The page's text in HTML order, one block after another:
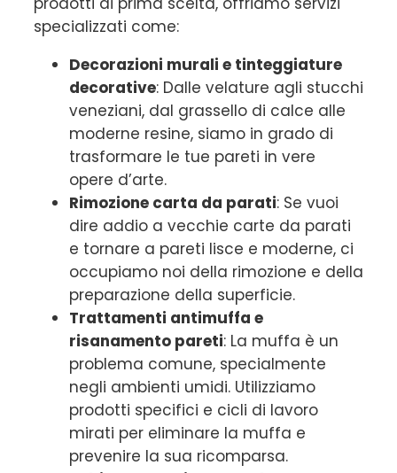
specializzati come:
Decorazioni murali e tinteggiature
decorative: Dalle velature agli stucchi
veneziani, dal grassello di calce alle
moderne resine, siamo in grado di
trasformare le tue pareti in vere
opere d’arte.
Rimozione carta da parati: Se vuoi
dire addio a vecchie carte da parati
e tornare a pareti lisce e moderne, ci
occupiamo noi della rimozione e della
preparazione della superficie.
Trattamenti antimuffa e
risanamento pareti: La muffa è un
problema comune, specialmente
negli ambienti umidi. Utilizziamo
prodotti specifici e cicli di lavoro
mirati per eliminare la muffa e
prevenire la sua ricomparsa.